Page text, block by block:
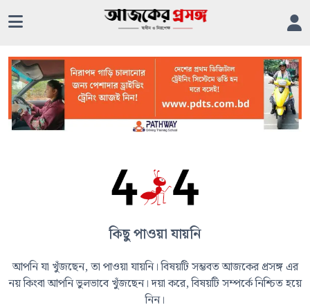
কিছু পাওয়া যায়নি
আপনি যা খুঁজছেন, তা পাওয়া যায়নি। বিষয়টি সম্ভবত আজকের প্রসঙ্গ এর
নয় কিংবা আপনি ভুলভাবে খুঁজছেন। দয়া করে, বিষয়টি সম্পর্কে নিশ্চিত হয়ে
নিন।